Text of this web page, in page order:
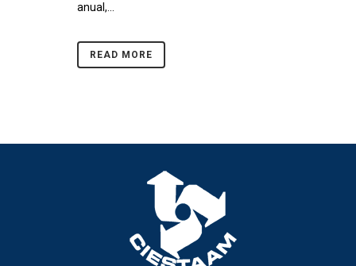
anual,...
READ MORE